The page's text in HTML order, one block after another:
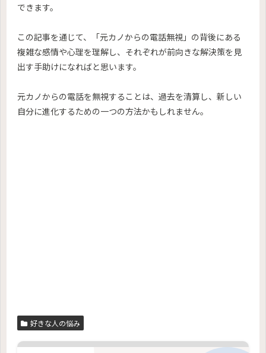
できます。
この記事を通じて、「元カノからの電話無視」の背後にある
複雑な感情や心理を理解し、それぞれが前向きな解決策を見
出す手助けになればと思います。
元カノからの電話を無視することは、過去を清算し、新しい
自分に進化するための一つの方法かもしれません。
好きな人の悩み